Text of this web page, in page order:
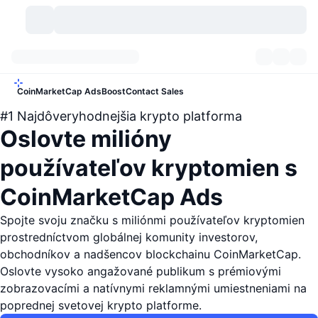
Kryptomeny
Poradie
Kategórie
Historické záznamy
Odomknutia tokenov
Výnosy
Aktíva v skutočnom svete
Prehľady
Trhy
Spotový trh
Počet kryptomien
Pokladnice Bitcoin
Pokladnice BNB
DexScan
Signály New
Nový
Rastúce
Prieskumník mémov
Burzy
Centralizované burzy
Spot
Deriváty
Decentralizované burzy
Informačné kanály
Témy
Živé relácie
API
API
Krypto API
Produkty
Produkty
CoinMarketCap AdsBoostContact Sales
#1 Najdôveryhodnejšia krypto platforma
Oslovte milióny
používateľov kryptomien s
CoinMarketCap Ads
Spojte svoju značku s miliónmi používateľov kryptomien
prostredníctvom globálnej komunity investorov,
obchodníkov a nadšencov blockchainu CoinMarketCap.
Oslovte vysoko angažované publikum s prémiovými
zobrazovacími a natívnymi reklamnými umiestneniami na
poprednej svetovej krypto platforme.